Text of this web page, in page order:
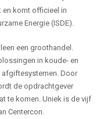
en komt officieel in
Energie (ISDE).
een groothandel.
in koude- en
afgiftesystemen. Door
de opdrachtgever
te komen. Uniek is de vijf
Centercon.